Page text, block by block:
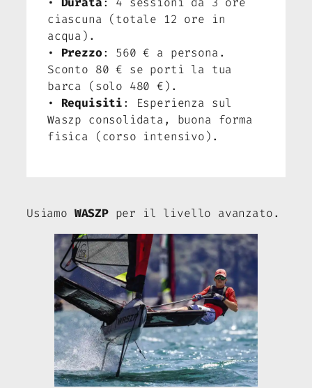
ciascuna (totale 12 ore in
acqua).
• Prezzo: 560 € a persona.
Sconto 80 € se porti la tua
barca (solo 480 €).
• Requisiti: Esperienza sul
Waszp consolidata, buona forma
fisica (corso intensivo).
Usiamo WASZPper il livello avanzato.